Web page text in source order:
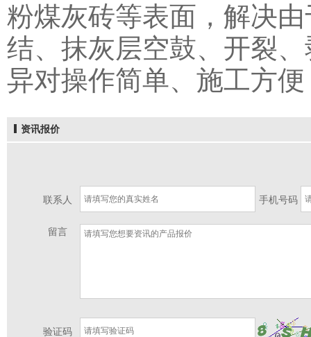
粉煤灰砖等表面，解决
结、抹灰层空鼓、开裂
异对操作简单、施工方
资讯报价
联系人 手机号码
留言
验证码